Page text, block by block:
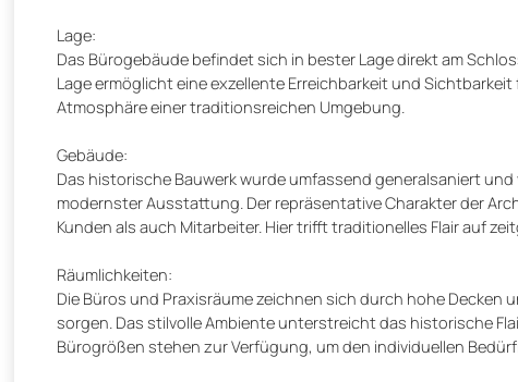
Lage:
Das Bürogebäude befindet sich in bester Lage direkt am
Lage ermöglicht eine exzellente Erreichbarkeit und
Atmosphäre einer traditionsreichen Umgebung.
Gebäude:
Das historische Bauwerk wurde umfassend generalsaniert
modernster Ausstattung. Der repräsentative Charakter der
Kunden als auch Mitarbeiter. Hier trifft traditionelles Flair auf
Räumlichkeiten:
Die Büros und Praxisräume zeichnen sich durch hohe
sorgen. Das stilvolle Ambiente unterstreicht das historische
Bürogrößen stehen zur Verfügung, um den individuellen